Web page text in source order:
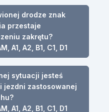
drodze znak
przestaje
zakrętu?
A1, A2, B1, C1, D1
sytuacji jesteś
jezdni zastosowanej
A1, A2, B1, C1, D1